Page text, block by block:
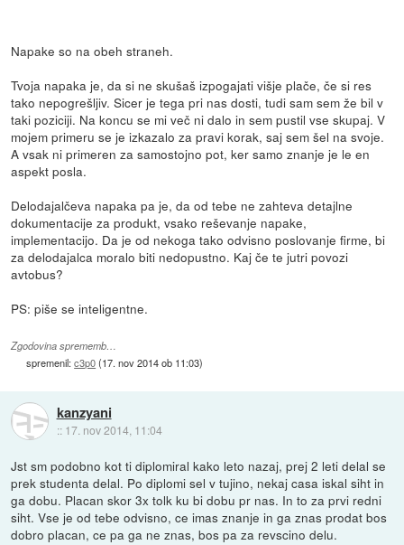
Napake so na obeh straneh.
Tvoja napaka je, da si ne skušaš izpogajati višje plače, če si res
tako nepogrešljiv. Sicer je tega pri nas dosti, tudi sam sem že bil v
taki poziciji. Na koncu se mi več ni dalo in sem pustil vse skupaj. V
mojem primeru se je izkazalo za pravi korak, saj sem šel na svoje.
A vsak ni primeren za samostojno pot, ker samo znanje je le en
aspekt posla.
Delodajalčeva napaka pa je, da od tebe ne zahteva detajlne
dokumentacije za produkt, vsako reševanje napake,
implementacijo. Da je od nekoga tako odvisno poslovanje firme, bi
za delodajalca moralo biti nedopustno. Kaj če te jutri povozi
avtobus?
PS: piše se inteligentne.
Zgodovina sprememb…
spremenil:c3p0(17. nov 2014 ob 11:03)
kanzyani
:: 17. nov 2014, 11:04
Jst sm podobno kot ti diplomiral kako leto nazaj, prej 2 leti delal se
prek studenta delal. Po diplomi sel v tujino, nekaj casa iskal siht in
ga dobu. Placan skor 3x tolk ku bi dobu pr nas. In to za prvi redni
siht. Vse je od tebe odvisno, ce imas znanje in ga znas prodat bos
dobro placan, ce pa ga ne znas, bos pa za revscino delu.